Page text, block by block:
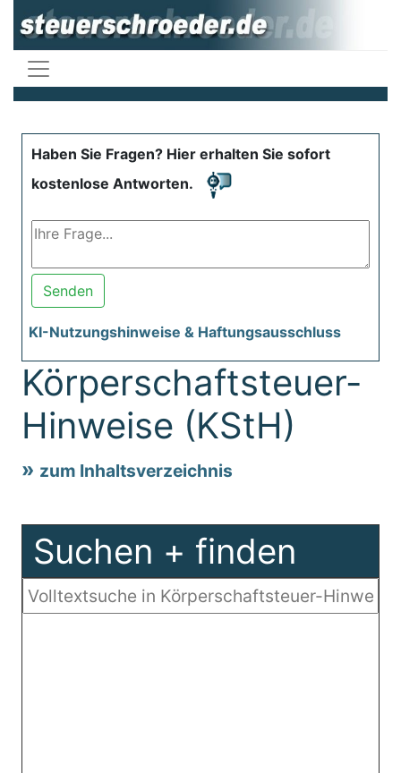
Haben Sie Fragen? Hier erhalten Sie sofort
kostenlose Antworten.
Senden
KI-Nutzungshinweise & Haftungsausschluss
Körperschaftsteuer-
Hinweise (KStH)
zum Inhaltsverzeichnis
Suchen + finden